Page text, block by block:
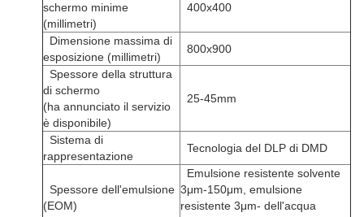
schermo minime
(millimetri)
400x400
Dimensione massima di
esposizione (millimetri)
800x900
Spessore della struttura
di schermo
(ha annunciato il servizio
è disponibile)
25-45mm
Sistema di
rappresentazione
Tecnologia del DLP di DMD
Spessore dell'emulsione
(EOM)
Emulsione resistente solvente
3μm-150μm, emulsione
resistente 3μm- dell'acqua